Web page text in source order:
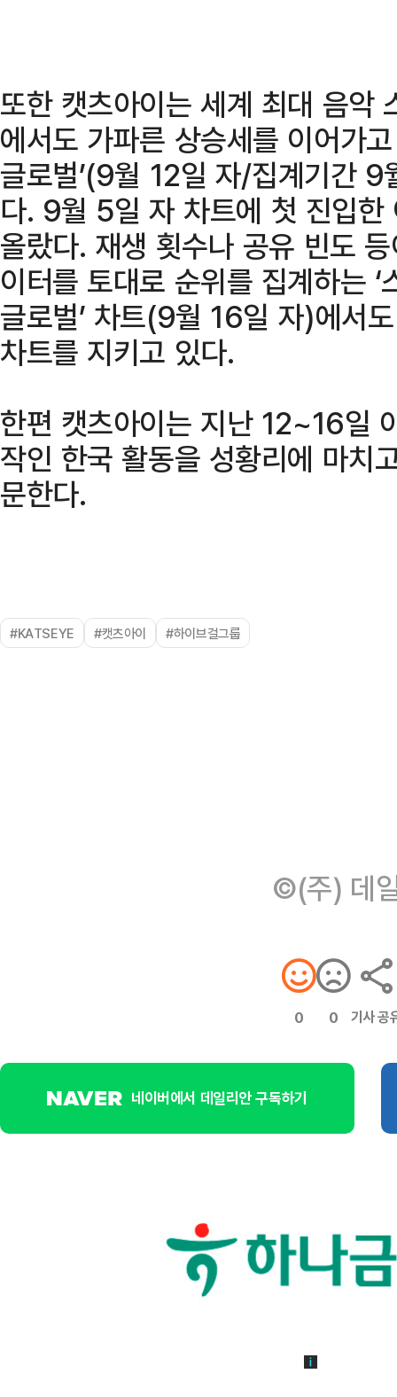
또한 캣츠아이는 세계 최대 음악
에서도 가파른 상승세를 이어가
글로벌’(9월 12일 자/집계기간
다. 9월 5일 자 차트에 첫 진입
올랐다. 재생 횟수나 공유 빈도
이터를 토대로 순위를 집계하는
글로벌’ 차트(9월 16일 자)에서
차트를 지키고 있다.
한편 캣츠아이는 지난 12~16일
작인 한국 활동을 성황리에 마치
문한다.
#KATSEYE #캣츠아이 #하이브걸그룹
©(주) 데
0 0 기사 공
네이버에서 데일리안 구독하기